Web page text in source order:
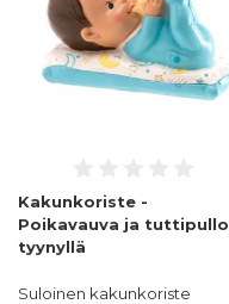
Kakunkoriste -
Poikavauva ja tuttipullo
tyynyllä
Suloinen kakunkoriste